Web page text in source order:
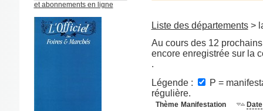
et abonnements en ligne
Liste des départements>
Au cours des 12
encore enregistrée sur la
.
Légende :
P =
régulière.
Thème Manifestation Date